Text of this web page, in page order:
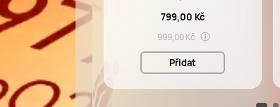
799,00 Kč
999,00 Kč
Přidat